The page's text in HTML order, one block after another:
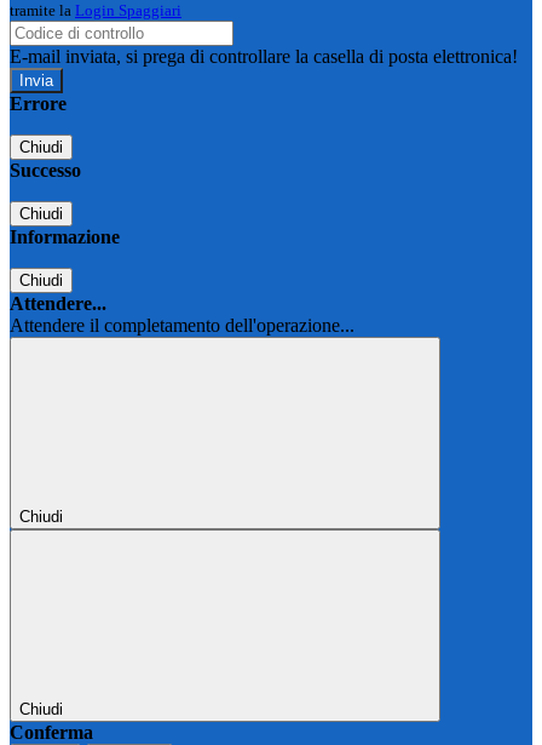
tramite la Login Spaggiari
E-mail inviata, si prega di controllare la casella di posta elettronica!
Errore
Chiudi
Successo
Chiudi
Informazione
Chiudi
Attendere...
Attendere il completamento dell'operazione...
Chiudi
Chiudi
Conferma